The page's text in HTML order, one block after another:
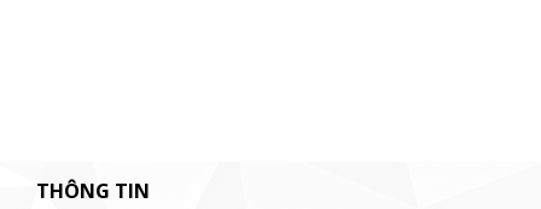
THÔNG TIN